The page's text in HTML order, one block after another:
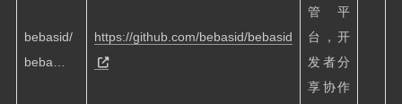
bebasid/
beba…
https://github.com/bebasid/bebasid
管平
台，开
发者分
享协作